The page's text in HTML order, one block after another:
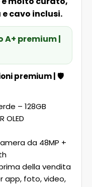
cavo inclusi.
A+ premium |
premium | 🛡️
– 128GB
OLED
da 48MP +
della vendita
app, foto, video,